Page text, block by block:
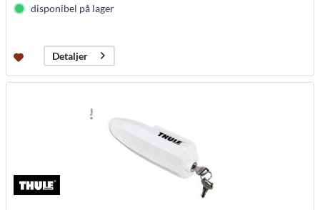
disponibel på lager
Detaljer